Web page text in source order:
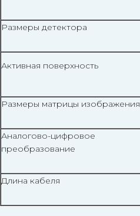
Размеры детектора
Активная поверхность
Размеры матрицы изображения
Аналогово-цифровое
преобразование
Длина кабеля